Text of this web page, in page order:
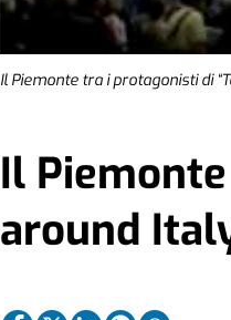
Il Piemonte tra i protagonisti di
Il
around